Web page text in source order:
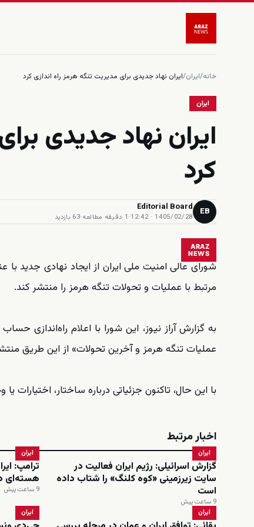
خانه/ایران/ایران نهاد جدیدی برای مدیریت تنگه هرمز راه اندازی کرد
ایران
ایران نهاد جدیدی
کرد
EB
Editorial Board
1405/02/28 · 12:42
·1 دقیقه مطالعه ·63 بازدید
ARAZ
NEWS
شورای عالی امنیت ملی ایران از ایجاد نهادی جدید
مرتبط با عملیات و تحولات تنگه هرمز را منتشر کند.
به گزارش آراز نیوز، این شورا با اعلام راه‌اندازی
عملیات تنگه هرمز و آخرین تحولات» از این طریق
با این حال، تاکنون جزئیاتی درباره ساختار،
اخبار مرتبط
ایران
گزارش اسرائیلی: رژیم ایران فعالیت در
سایت زیرزمینی «کوه کلنگ» را شتاب داده
است
9 ساعت پیش
ایران
ترامپ:
هسته‌ای
9 ساعت پیش
ایران ایران